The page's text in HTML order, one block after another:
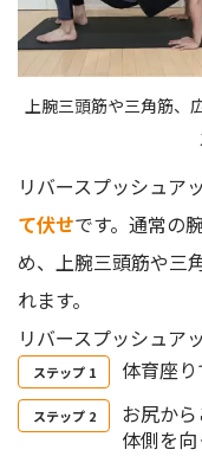
上腕三頭筋や三角筋、
リバースプッシュア
て伏せです。通常の
め、上腕三頭筋や三
れます。
リバースプッシュア
体育座り
お尻か
体側を向